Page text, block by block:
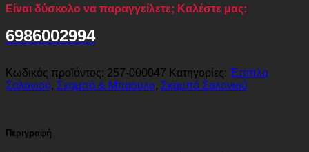
Είναι δύσκολο να παραγγείλετε; Καλέστε μας:
6986002994
Κωδικός προϊόντος: 257-000047 Κατηγορίες: Έπιπλα
Σαλονιού, Σκαμπό & Μπαούλα, Σκαμπό Σαλονιού
Περιγραφή